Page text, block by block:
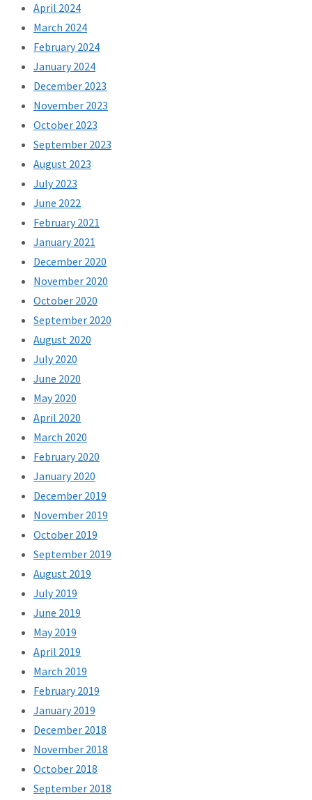
April 2024
March 2024
February 2024
January 2024
December 2023
November 2023
October 2023
September 2023
August 2023
July 2023
June 2022
February 2021
January 2021
December 2020
November 2020
October 2020
September 2020
August 2020
July 2020
June 2020
May 2020
April 2020
March 2020
February 2020
January 2020
December 2019
November 2019
October 2019
September 2019
August 2019
July 2019
June 2019
May 2019
April 2019
March 2019
February 2019
January 2019
December 2018
November 2018
October 2018
September 2018